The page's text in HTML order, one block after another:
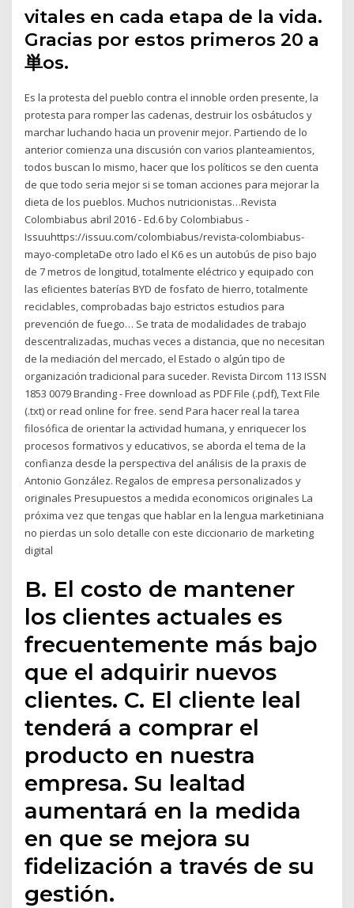
vitales en cada etapa de la vida.
Gracias por estos primeros 20 a
単os.
Es la protesta del pueblo contra el innoble orden presente, la
protesta para romper las cadenas, destruir los osbátuclos y
marchar luchando hacia un provenir mejor. Partiendo de lo
anterior comienza una discusión con varios planteamientos,
todos buscan lo mismo, hacer que los políticos se den cuenta
de que todo seria mejor si se toman acciones para mejorar la
dieta de los pueblos. Muchos nutricionistas…Revista
Colombiabus abril 2016 - Ed.6 by Colombiabus -
Issuuhttps://issuu.com/colombiabus/revista-colombiabus-
mayo-completaDe otro lado el K6 es un autobús de piso bajo
de 7 metros de longitud, totalmente eléctrico y equipado con
las eﬁcientes baterías BYD de fosfato de hierro, totalmente
reciclables, comprobadas bajo estrictos estudios para
prevención de fuego… Se trata de modalidades de trabajo
descentralizadas, muchas veces a distancia, que no necesitan
de la mediación del mercado, el Estado o algún tipo de
organización tradicional para suceder. Revista Dircom 113 ISSN
1853 0079 Branding - Free download as PDF File (.pdf), Text File
(.txt) or read online for free. send Para hacer real la tarea
filosófica de orientar la actividad humana, y enriquecer los
procesos formativos y educativos, se aborda el tema de la
confianza desde la perspectiva del análisis de la praxis de
Antonio González. Regalos de empresa personalizados y
originales Presupuestos a medida economicos originales La
próxima vez que tengas que hablar en la lengua marketiniana
no pierdas un solo detalle con este diccionario de marketing
digital
B. El costo de mantener
los clientes actuales es
frecuentemente más bajo
que el adquirir nuevos
clientes. C. El cliente leal
tenderá a comprar el
producto en nuestra
empresa. Su lealtad
aumentará en la medida
en que se mejora su
fidelización a través de su
gestión.